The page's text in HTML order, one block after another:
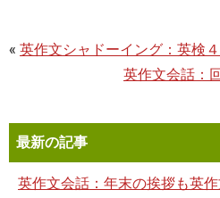
« 英作文シャドーイング：英検
英作文会話：
最新の記事
英作文会話：年末の挨拶も英